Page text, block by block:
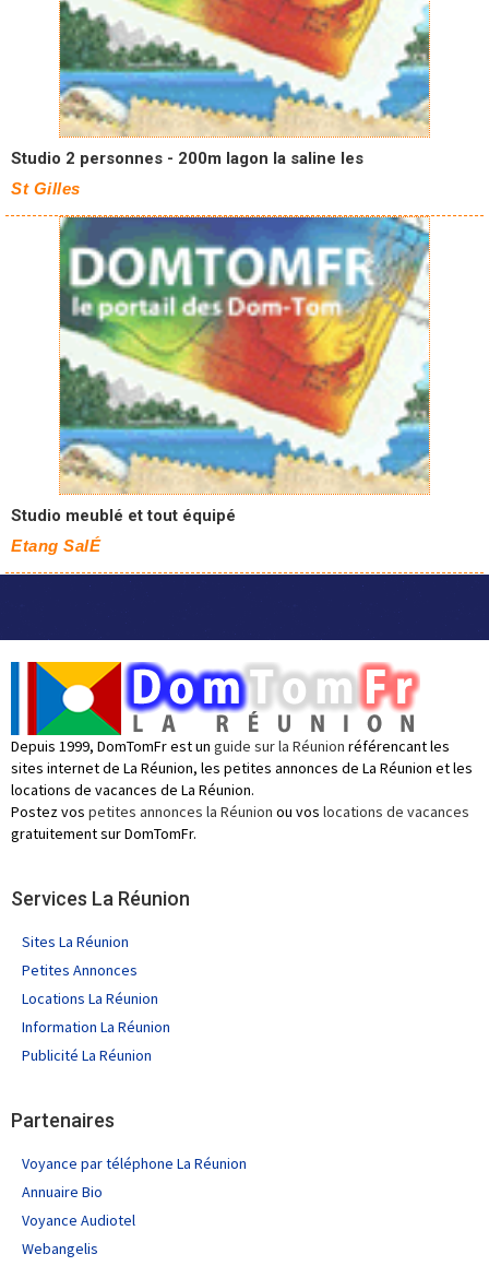
Studio 2 personnes - 200m lagon la saline les
St Gilles
Studio meublé et tout équipé
Etang SalÉ
Depuis 1999, DomTomFr est un guide sur la Réunion référencant les
sites internet de La Réunion, les petites annonces de La Réunion et les
locations de vacances de La Réunion.
Postez vos petites annonces la Réunion ou vos locations de vacances
gratuitement sur DomTomFr.
Services La Réunion
Sites La Réunion
Petites Annonces
Locations La Réunion
Information La Réunion
Publicité La Réunion
Partenaires
Voyance par téléphone La Réunion
Annuaire Bio
Voyance Audiotel
Webangelis